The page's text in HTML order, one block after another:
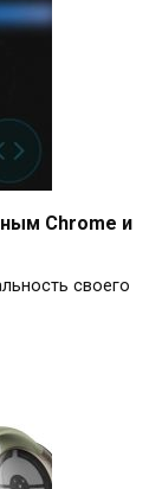
Chrome и
своего